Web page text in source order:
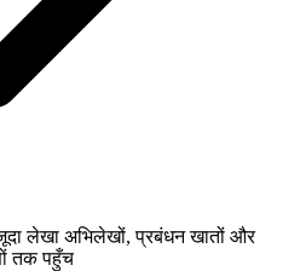
लेखा अभिलेखों, प्रबंधन खातों और
तक पहुँच